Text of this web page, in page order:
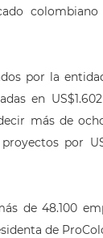
por la
en
más de
por
de 48.100
de